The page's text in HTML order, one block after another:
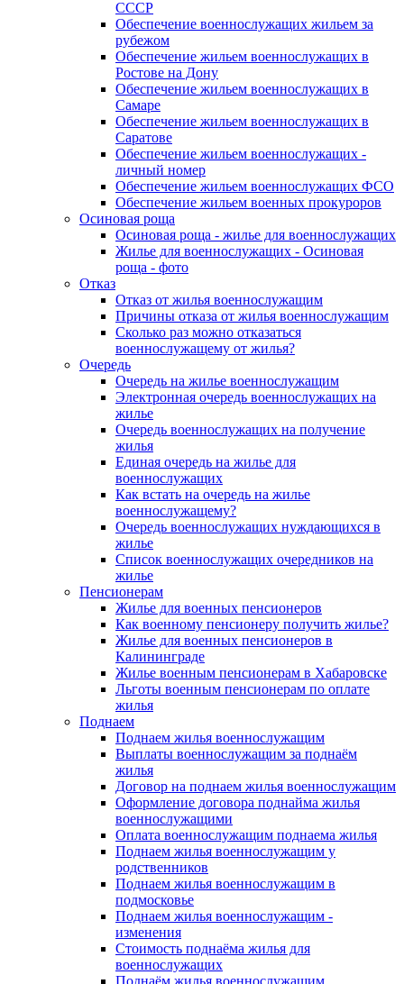
СССР
Обеспечение военнослужащих жильем за
рубежом
Обеспечение жильем военнослужащих в
Ростове на Дону
Обеспечение жильем военнослужащих в
Самаре
Обеспечение жильем военнослужащих в
Саратове
Обеспечение жильем военнослужащих -
личный номер
Обеспечение жильем военнослужащих ФСО
Обеспечение жильем военных прокуроров
Осиновая роща
Осиновая роща - жилье для военнослужащих
Жилье для военнослужащих - Осиновая
роща - фото
Отказ
Отказ от жилья военнослужащим
Причины отказа от жилья военнослужащим
Сколько раз можно отказаться
военнослужащему от жилья?
Очередь
Очередь на жилье военнослужащим
Электронная очередь военнослужащих на
жилье
Очередь военнослужащих на получение
жилья
Единая очередь на жилье для
военнослужащих
Как встать на очередь на жилье
военнослужащему?
Очередь военнослужащих нуждающихся в
жилье
Список военнослужащих очередников на
жилье
Пенсионерам
Жилье для военных пенсионеров
Как военному пенсионеру получить жилье?
Жилье для военных пенсионеров в
Калининграде
Жилье военным пенсионерам в Хабаровске
Льготы военным пенсионерам по оплате
жилья
Поднаем
Поднаем жилья военнослужащим
Выплаты военнослужащим за поднаём
жилья
Договор на поднаем жилья военнослужащим
Оформление договора поднайма жилья
военнослужащими
Оплата военнослужащим поднаема жилья
Поднаем жилья военнослужащим у
родственников
Поднаем жилья военнослужащим в
подмосковье
Поднаем жилья военнослужащим -
изменения
Стоимость поднаёма жилья для
военнослужащих
Поднаём жилья военнослужащим